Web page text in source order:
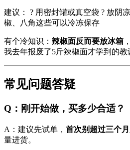
建议： ? 用密封罐或真空袋 ? 放阴
椒、八角这些可以冷冻保存
有个冷知识： 辣椒面反而要放冰箱
我去年报废了5斤辣椒面才学到的教
常见问题答疑
Q：刚开始做，买多少合适？
A：建议先试单， 首次别超过三个
量进货。